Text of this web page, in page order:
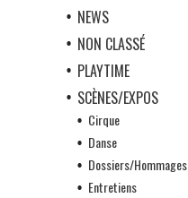
NEWS
NON CLASSÉ
PLAYTIME
SCÈNES/EXPOS
Cirque
Danse
Dossiers/Hommages
Entretiens